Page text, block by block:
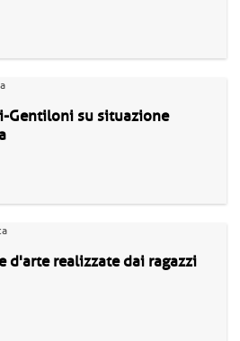
Gentiloni su situazione
d'arte realizzate dai ragazzi